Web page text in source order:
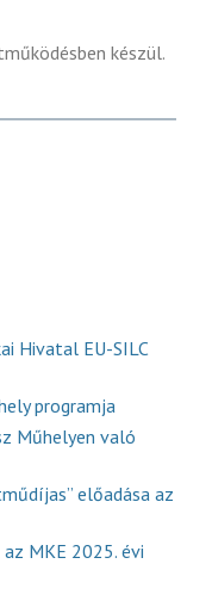
készül.
Hivatal EU-SILC
programja
Műhelyen való
előadása az
MKE 2025. évi